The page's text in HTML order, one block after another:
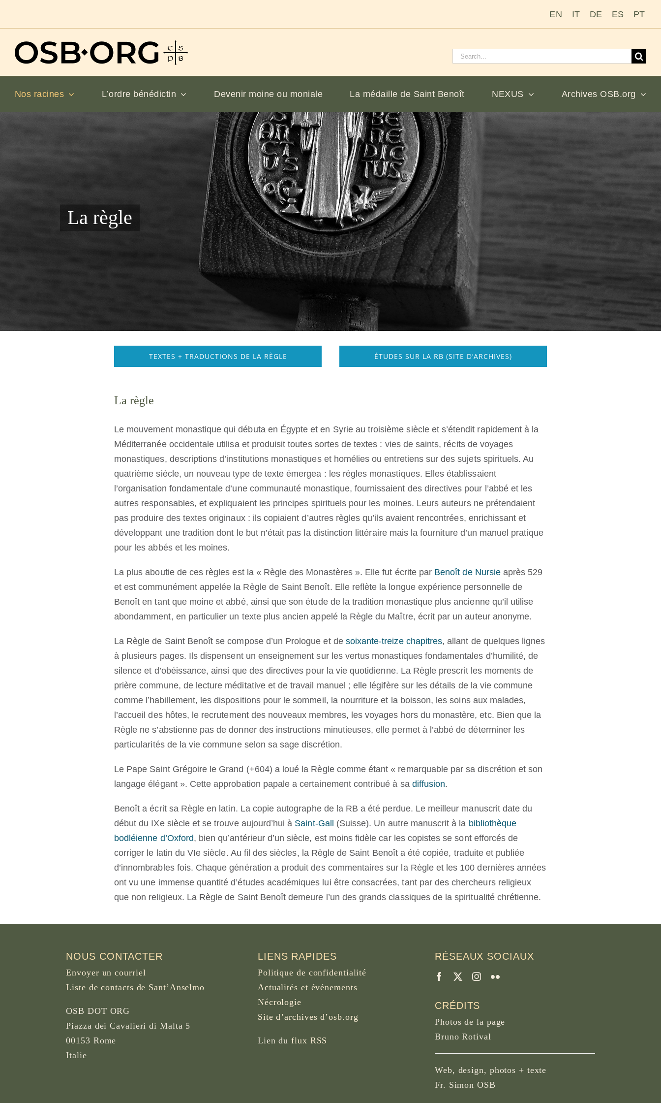
EN IT DE ES PT
Rechercher
Nos racines L’ordre bénédictin Devenir moine ou moniale La médaille de Saint Benoît NEXUS Archives OSB.org
La règle
TEXTES + TRADUCTIONS DE LA RÈGLE ÉTUDES SUR LA RB (SITE D’ARCHIVES)
La règle
Le mouvement monastique qui débuta en Égypte et en Syrie au troisième siècle et s’étendit rapidement à la
Méditerranée occidentale utilisa et produisit toutes sortes de textes : vies de saints, récits de voyages
monastiques, descriptions d’institutions monastiques et homélies ou entretiens sur des sujets spirituels. Au
quatrième siècle, un nouveau type de texte émergea : les règles monastiques. Elles établissaient
l’organisation fondamentale d’une communauté monastique, fournissaient des directives pour l’abbé et les
autres responsables, et expliquaient les principes spirituels pour les moines. Leurs auteurs ne prétendaient
pas produire des textes originaux : ils copiaient d’autres règles qu’ils avaient rencontrées, enrichissant et
développant une tradition dont le but n’était pas la distinction littéraire mais la fourniture d’un manuel pratique
pour les abbés et les moines.
La plus aboutie de ces règles est la « Règle des Monastères ». Elle fut écrite par Benoît de Nursieaprès 529
et est communément appelée la Règle de Saint Benoît. Elle reflète la longue expérience personnelle de
Benoît en tant que moine et abbé, ainsi que son étude de la tradition monastique plus ancienne qu’il utilise
abondamment, en particulier un texte plus ancien appelé la Règle du Maître, écrit par un auteur anonyme.
La Règle de Saint Benoît se compose d’un Prologue et de soixante-treize chapitres, allant de quelques lignes
à plusieurs pages. Ils dispensent un enseignement sur les vertus monastiques fondamentales d’humilité, de
silence et d’obéissance, ainsi que des directives pour la vie quotidienne. La Règle prescrit les moments de
prière commune, de lecture méditative et de travail manuel ; elle légifère sur les détails de la vie commune
comme l’habillement, les dispositions pour le sommeil, la nourriture et la boisson, les soins aux malades,
l’accueil des hôtes, le recrutement des nouveaux membres, les voyages hors du monastère, etc. Bien que la
Règle ne s’abstienne pas de donner des instructions minutieuses, elle permet à l’abbé de déterminer les
particularités de la vie commune selon sa sage discrétion.
Le Pape Saint Grégoire le Grand (+604) a loué la Règle comme étant « remarquable par sa discrétion et son
langage élégant ». Cette approbation papale a certainement contribué à sa diffusion.
Benoît a écrit sa Règle en latin. La copie autographe de la RB a été perdue. Le meilleur manuscrit date du
début du IXe siècle et se trouve aujourd’hui à Saint-Gall (Suisse). Un autre manuscrit à la bibliothèque
bodléienne d’Oxford, bien qu’antérieur d’un siècle, est moins fidèle car les copistes se sont efforcés de
corriger le latin du VIe siècle. Au fil des siècles, la Règle de Saint Benoît a été copiée, traduite et publiée
d’innombrables fois. Chaque génération a produit des commentaires sur la Règle et les 100 dernières années
ont vu une immense quantité d’études académiques lui être consacrées, tant par des chercheurs religieux
que non religieux. La Règle de Saint Benoît demeure l’un des grands classiques de la spiritualité chrétienne.
NOUS CONTACTER
Envoyer un courriel
Liste de contacts de Sant’Anselmo
OSB DOT ORG
Piazza dei Cavalieri di Malta 5
00153 Rome
Italie
LIENS RAPIDES
Politique de confidentialité
Actualités et événements
Nécrologie
Site d’archives d’osb.org
Lien duflux RSS
RÉSEAUX SOCIAUX
CRÉDITS
Photos de la page
Bruno Rotival
Web, design, photos + texte
Fr. Simon OSB